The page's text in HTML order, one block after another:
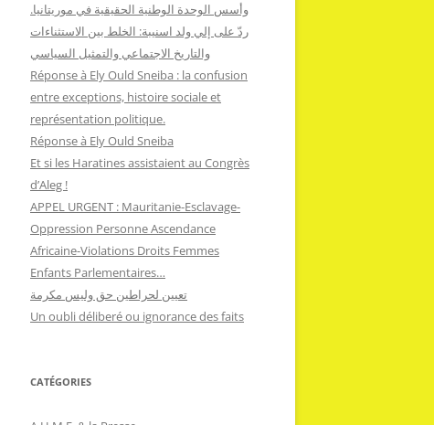
وأسس الوحدة الوطنية الحقيقية في موريتانيا.
ردّ على إلي ولد اسنيبة: الخلط بين الاستثناءات
والتاريخ الاجتماعي والتمثيل السياسي
Réponse à Ely Ould Sneiba : la confusion
entre exceptions, histoire sociale et
représentation politique.
Réponse à Ely Ould Sneiba
Et si les Haratines assistaient au Congrès
d’Aleg !
APPEL URGENT : Mauritanie-Esclavage-
Oppression Personne Ascendance
Africaine-Violations Droits Femmes
Enfants Parlementaires…
تعيين لحراطين حق وليس مكرمة
Un oubli déliberé ou ignorance des faits
CATÉGORIES